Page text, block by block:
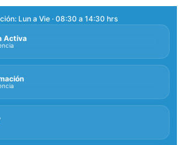
Lun a Vie · 08:30 a 14:30 hrs
Activa